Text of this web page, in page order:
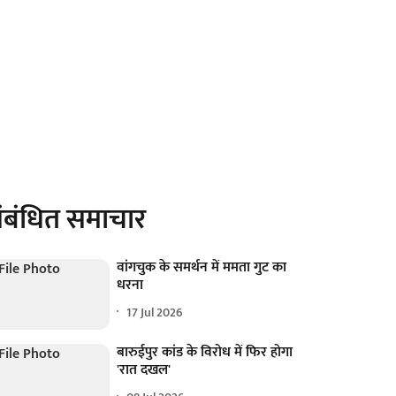
समाचार
वांगचुक के समर्थन में ममता गुट का
धरना
17 Jul 2026
बारुईपुर कांड के विरोध में फिर होगा
'रात दखल'